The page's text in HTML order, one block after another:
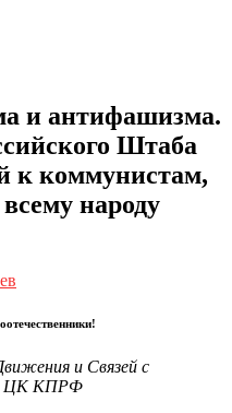
и антифашизма.
Штаба
к коммунистам,
народу
и Связей с
ЦК КПРФ